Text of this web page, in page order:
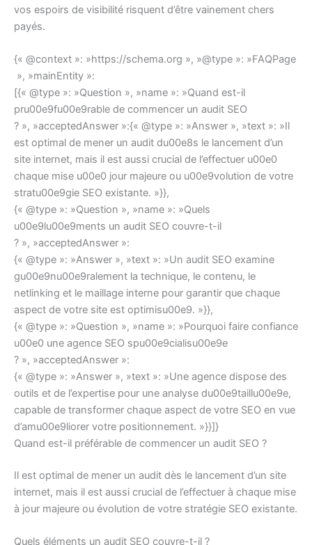
vos espoirs de visibilité risquent d’être vainement chers
payés.
{« @context »: »https://schema.org », »@type »: »FAQPage
», »mainEntity »:
[{« @type »: »Question », »name »: »Quand est-il
pru00e9fu00e9rable de commencer un audit SEO
? », »acceptedAnswer »:{« @type »: »Answer », »text »: »Il
est optimal de mener un audit du00e8s le lancement d’un
site internet, mais il est aussi crucial de l’effectuer u00e0
chaque mise u00e0 jour majeure ou u00e9volution de votre
stratu00e9gie SEO existante. »}},
{« @type »: »Question », »name »: »Quels
u00e9lu00e9ments un audit SEO couvre-t-il
? », »acceptedAnswer »:
{« @type »: »Answer », »text »: »Un audit SEO examine
gu00e9nu00e9ralement la technique, le contenu, le
netlinking et le maillage interne pour garantir que chaque
aspect de votre site est optimisu00e9. »}},
{« @type »: »Question », »name »: »Pourquoi faire confiance
u00e0 une agence SEO spu00e9cialisu00e9e
? », »acceptedAnswer »:
{« @type »: »Answer », »text »: »Une agence dispose des
outils et de l’expertise pour une analyse du00e9taillu00e9e,
capable de transformer chaque aspect de votre SEO en vue
d’amu00e9liorer votre positionnement. »}}]}
Quand est-il préférable de commencer un audit SEO ?
Il est optimal de mener un audit dès le lancement d’un site
internet, mais il est aussi crucial de l’effectuer à chaque mise
à jour majeure ou évolution de votre stratégie SEO existante.
Quels éléments un audit SEO couvre-t-il ?